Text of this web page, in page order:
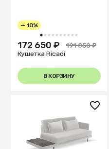
1 2 3 4 5 6 7 8 9 10
— 10%
172 650 ₽
191 850 ₽
Кушетка Ricadi
В КОРЗИНУ